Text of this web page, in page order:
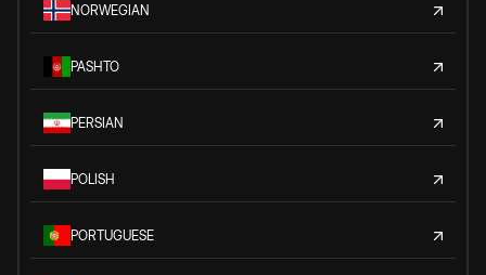
NORWEGIAN
PASHTO
PERSIAN
POLISH
PORTUGUESE